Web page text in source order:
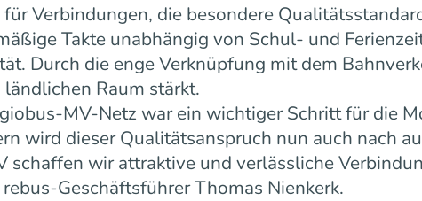
Verbindungen, die besondere
Takte unabhängig von Schul- und
Durch die enge Verknüpfung mit dem
Raum stärkt.
MV-Netz war ein wichtiger Schritt für die
wird dieser Qualitätsanspruch nun auch nach
schaffen wir attraktive und verlässliche
Geschäftsführer Thomas Nienkerk.